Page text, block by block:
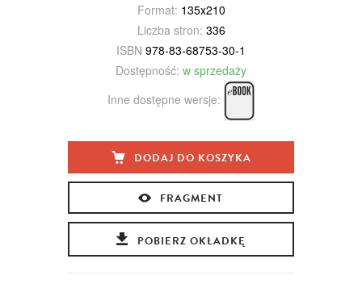
Format: 135x210
Liczba stron: 336
ISBN 978-83-68753-30-1
Dostępność: w sprzedaży
Inne dostępne wersje:
DODAJ DO KOSZYKA
FRAGMENT
POBIERZ OKŁADKĘ